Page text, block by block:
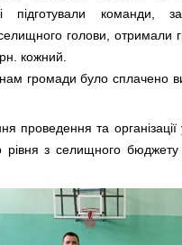
підготували команди,
голови, отримали
кожний.
громади було сплачено
проведення та організації
рівня з селищного